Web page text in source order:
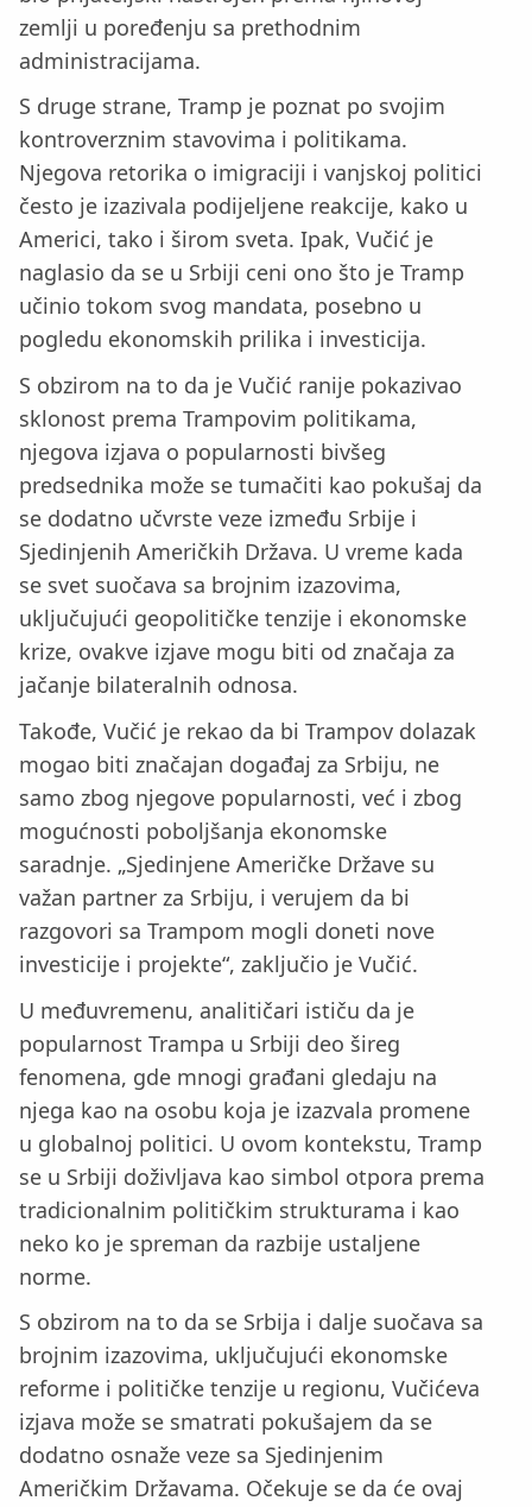
zemlji u poređenju sa prethodnim
administracijama.
S druge strane, Tramp je poznat po svojim
kontroverznim stavovima i politikama.
Njegova retorika o imigraciji i vanjskoj politici
često je izazivala podijeljene reakcije, kako u
Americi, tako i širom sveta. Ipak, Vučić je
naglasio da se u Srbiji ceni ono što je Tramp
učinio tokom svog mandata, posebno u
pogledu ekonomskih prilika i investicija.
S obzirom na to da je Vučić ranije pokazivao
sklonost prema Trampovim politikama,
njegova izjava o popularnosti bivšeg
predsednika može se tumačiti kao pokušaj da
se dodatno učvrste veze između Srbije i
Sjedinjenih Američkih Država. U vreme kada
se svet suočava sa brojnim izazovima,
uključujući geopolitičke tenzije i ekonomske
krize, ovakve izjave mogu biti od značaja za
jačanje bilateralnih odnosa.
Takođe, Vučić je rekao da bi Trampov dolazak
mogao biti značajan događaj za Srbiju, ne
samo zbog njegove popularnosti, već i zbog
mogućnosti poboljšanja ekonomske
saradnje. „Sjedinjene Američke Države su
važan partner za Srbiju, i verujem da bi
razgovori sa Trampom mogli doneti nove
investicije i projekte“, zaključio je Vučić.
U međuvremenu, analitičari ističu da je
popularnost Trampa u Srbiji deo šireg
fenomena, gde mnogi građani gledaju na
njega kao na osobu koja je izazvala promene
u globalnoj politici. U ovom kontekstu, Tramp
se u Srbiji doživljava kao simbol otpora prema
tradicionalnim političkim strukturama i kao
neko ko je spreman da razbije ustaljene
norme.
S obzirom na to da se Srbija i dalje suočava sa
brojnim izazovima, uključujući ekonomske
reforme i političke tenzije u regionu, Vučićeva
izjava može se smatrati pokušajem da se
dodatno osnaže veze sa Sjedinjenim
Američkim Državama. Očekuje se da će ovaj